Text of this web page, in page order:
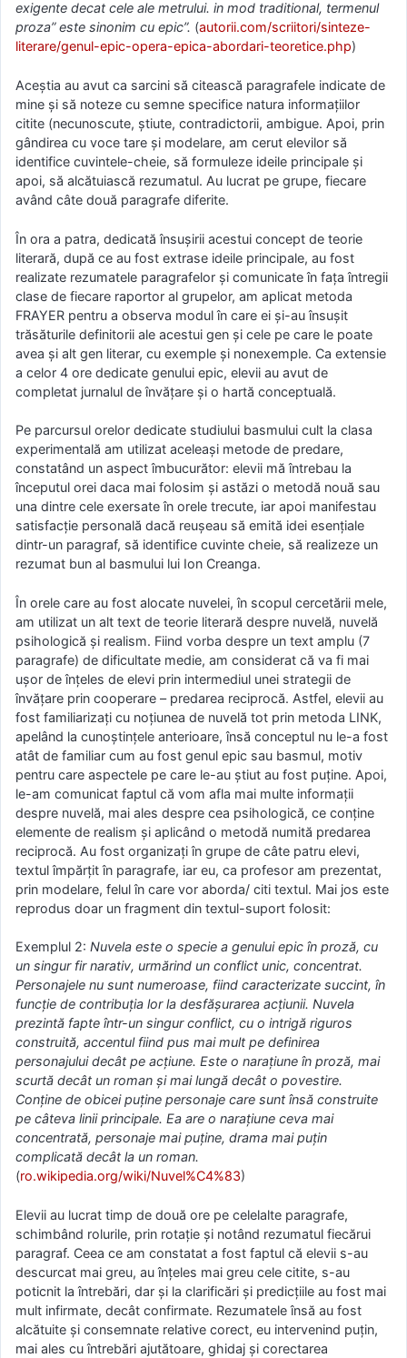
exigente decat cele ale metrului. in mod traditional, termenul
proza” este sinonim cu epic”. (autorii.com/scriitori/sinteze-
literare/genul-epic-opera-epica-abordari-teoretice.php)
Aceștia au avut ca sarcini să citească paragrafele indicate de
mine și să noteze cu semne specifice natura informațiilor
citite (necunoscute, știute, contradictorii, ambigue. Apoi, prin
gândirea cu voce tare și modelare, am cerut elevilor să
identifice cuvintele-cheie, să formuleze ideile principale și
apoi, să alcătuiască rezumatul. Au lucrat pe grupe, fiecare
având câte două paragrafe diferite.
În ora a patra, dedicată însușirii acestui concept de teorie
literară, după ce au fost extrase ideile principale, au fost
realizate rezumatele paragrafelor și comunicate în fața întregii
clase de fiecare raportor al grupelor, am aplicat metoda
FRAYER pentru a observa modul în care ei și-au însușit
trăsăturile definitorii ale acestui gen și cele pe care le poate
avea și alt gen literar, cu exemple și nonexemple. Ca extensie
a celor 4 ore dedicate genului epic, elevii au avut de
completat jurnalul de învățare și o hartă conceptuală.
Pe parcursul orelor dedicate studiului basmului cult la clasa
experimentală am utilizat aceleași metode de predare,
constatând un aspect îmbucurător: elevii mă întrebau la
începutul orei daca mai folosim și astăzi o metodă nouă sau
una dintre cele exersate în orele trecute, iar apoi manifestau
satisfacție personală dacă reușeau să emită idei esențiale
dintr-un paragraf, să identifice cuvinte cheie, să realizeze un
rezumat bun al basmului lui Ion Creanga.
În orele care au fost alocate nuvelei, în scopul cercetării mele,
am utilizat un alt text de teorie literară despre nuvelă, nuvelă
psihologică și realism. Fiind vorba despre un text amplu (7
paragrafe) de dificultate medie, am considerat că va fi mai
ușor de înțeles de elevi prin intermediul unei strategii de
învățare prin cooperare – predarea reciprocă. Astfel, elevii au
fost familiarizați cu noțiunea de nuvelă tot prin metoda LINK,
apelând la cunoștințele anterioare, însă conceptul nu le-a fost
atât de familiar cum au fost genul epic sau basmul, motiv
pentru care aspectele pe care le-au știut au fost puține. Apoi,
le-am comunicat faptul că vom afla mai multe informații
despre nuvelă, mai ales despre cea psihologică, ce conține
elemente de realism și aplicând o metodă numită predarea
reciprocă. Au fost organizați în grupe de câte patru elevi,
textul împărțit în paragrafe, iar eu, ca profesor am prezentat,
prin modelare, felul în care vor aborda/ citi textul. Mai jos este
reprodus doar un fragment din textul-suport folosit:
Exemplul 2: Nuvela este o specie a genului epic în proză, cu
un singur fir narativ, urmărind un conflict unic, concentrat.
Personajele nu sunt numeroase, fiind caracterizate succint, în
funcție de contribuția lor la desfășurarea acțiunii. Nuvela
prezintă fapte într-un singur conflict, cu o intrigă riguros
construită, accentul fiind pus mai mult pe definirea
personajului decât pe acțiune. Este o narațiune în proză, mai
scurtă decât un roman și mai lungă decât o povestire.
Conține de obicei puține personaje care sunt însă construite
pe câteva linii principale. Ea are o narațiune ceva mai
concentrată, personaje mai puține, drama mai puțin
complicată decât la un roman.
(ro.wikipedia.org/wiki/Nuvel%C4%83)
Elevii au lucrat timp de două ore pe celelalte paragrafe,
schimbând rolurile, prin rotație și notând rezumatul fiecărui
paragraf. Ceea ce am constatat a fost faptul că elevii s-au
descurcat mai greu, au înțeles mai greu cele citite, s-au
poticnit la întrebări, dar și la clarificări și predicțiile au fost mai
mult infirmate, decât confirmate. Rezumatele însă au fost
alcătuite și consemnate relative corect, eu intervenind puțin,
mai ales cu întrebări ajutătoare, ghidaj și corectarea